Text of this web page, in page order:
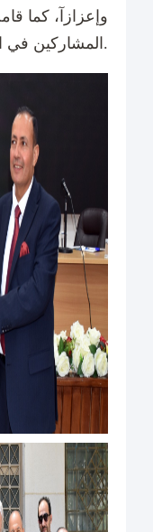
وإعزازآ، كما
المشاركين في الندوة بالدروع التكريمية.